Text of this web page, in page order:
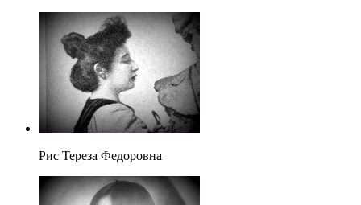
Рис Тереза Федоровна